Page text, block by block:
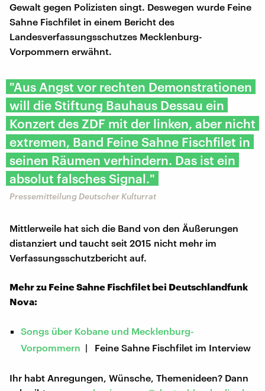
Gewalt gegen Polizisten singt. Deswegen wurde Feine
Sahne Fischfilet in einem Bericht des
Landesverfassungsschutzes Mecklenburg-
Vorpommern erwähnt.
"Aus Angst vor rechten Demonstrationen
will die Stiftung Bauhaus Dessau ein
Konzert des ZDF mit der linken, aber nicht
extremen, Band Feine Sahne Fischfilet in
seinen Räumen verhindern. Das ist ein
absolut falsches Signal."
Pressemitteilung Deutscher Kulturrat
Mittlerweile hat sich die Band von den Äußerungen
distanziert und taucht seit 2015 nicht mehr im
Verfassungsschutzbericht auf.
Mehr zu Feine Sahne Fischfilet bei Deutschlandfunk
Nova:
Songs über Kobane und Mecklenburg-
Vorpommern | Feine Sahne Fischfilet im Interview
Ihr habt Anregungen, Wünsche, Themenideen? Dann